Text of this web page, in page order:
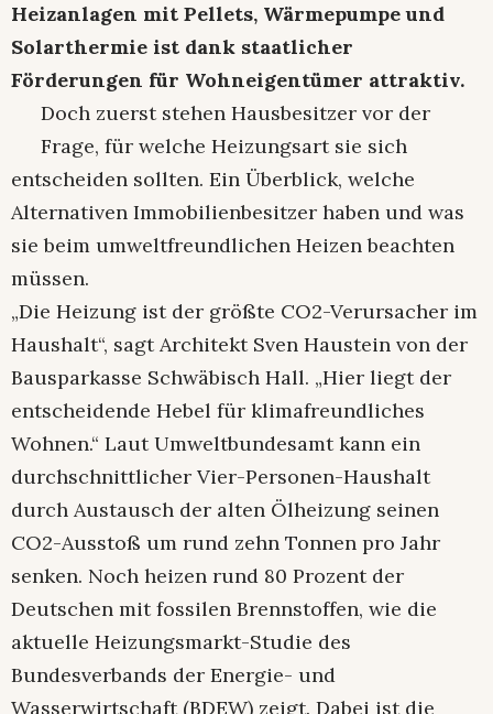
Heizanlagen mit Pellets, Wärmepumpe und
Solarthermie ist dank staatlicher
Förderungen für Wohneigentümer attraktiv.
Doch zuerst stehen Hausbesitzer vor der
Frage, für welche Heizungsart sie sich
entscheiden sollten. Ein Überblick, welche
Alternativen Immobilienbesitzer haben und was
sie beim umweltfreundlichen Heizen beachten
müssen.
„Die Heizung ist der größte CO2-Verursacher im
Haushalt“, sagt Architekt Sven Haustein von der
Bausparkasse Schwäbisch Hall. „Hier liegt der
entscheidende Hebel für klimafreundliches
Wohnen.“ Laut Umweltbundesamt kann ein
durchschnittlicher Vier-Personen-Haushalt
durch Austausch der alten Ölheizung seinen
CO2-Ausstoß um rund zehn Tonnen pro Jahr
senken. Noch heizen rund 80 Prozent der
Deutschen mit fossilen Brennstoffen, wie die
aktuelle Heizungsmarkt-Studie des
Bundesverbands der Energie- und
Wasserwirtschaft (BDEW) zeigt. Dabei ist die